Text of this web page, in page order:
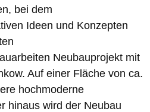
bei dem
Ideen und Konzepten
Neubauprojekt mit
Auf einer Fläche von ca.
hochmoderne
hinaus wird der Neubau